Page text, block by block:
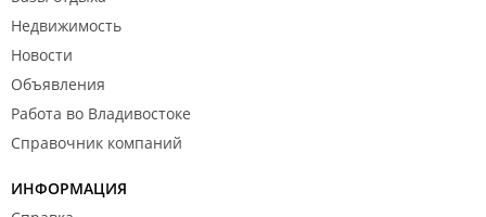
Недвижимость
Новости
Объявления
Работа во Владивостоке
Справочник компаний
ИНФОРМАЦИЯ